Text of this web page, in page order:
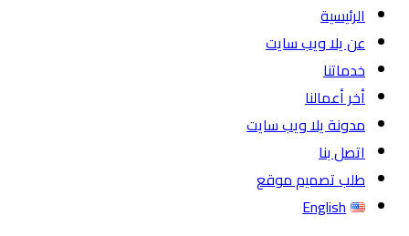
الرئيسية
عن يلا ويب سايت
خدماتنا
أخر أعمالنا
مدونة يلا ويب سايت
اتصل بنا
طلب تصميم موقع
English